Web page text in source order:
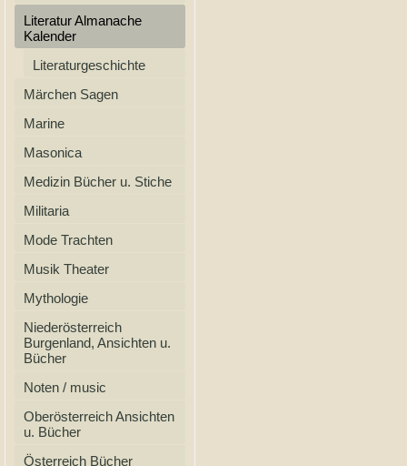
Literatur Almanache
Kalender
Literaturgeschichte
Märchen Sagen
Marine
Masonica
Medizin Bücher u. Stiche
Militaria
Mode Trachten
Musik Theater
Mythologie
Niederösterreich
Burgenland, Ansichten u.
Bücher
Noten / music
Oberösterreich Ansichten
u. Bücher
Österreich Bücher